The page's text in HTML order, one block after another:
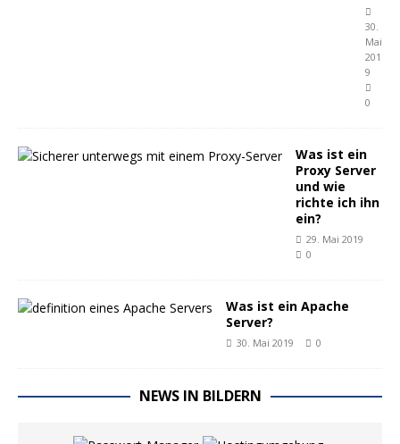
30.
Mai
201
9
0
Was ist ein
Proxy Server
und wie
richte ich ihn
ein?
29. Mai 2019
0
Was ist ein Apache
Server?
30. Mai 2019 0
NEWS IN BILDERN